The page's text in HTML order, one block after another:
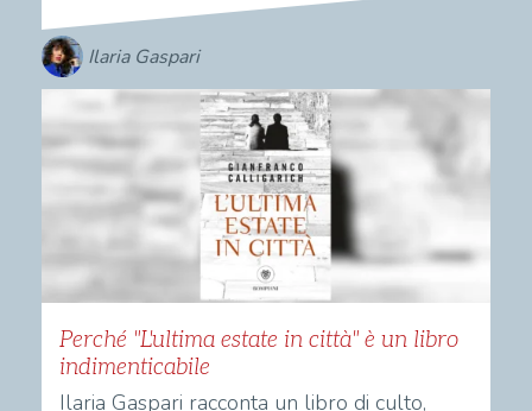
Ilaria Gaspari
Perché "L'ultima estate in città" è un libro
indimenticabile
Ilaria Gaspari racconta un libro di culto,